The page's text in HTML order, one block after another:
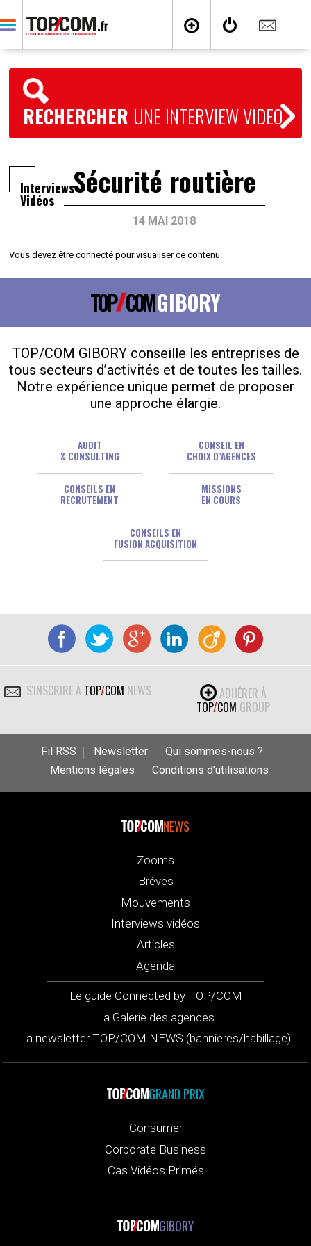
RECHERCHER UNE INTERVIEW VIDEO
Interviews
Vidéos Sécurité routière
14 MAI 2018
Vous devez être connecté pour visualiser ce contenu.
TOP COMGIBORY
TOP/COM GIBORY conseille les entreprises de
tous secteurs d’activités et de toutes les tailles.
Notre expérience unique permet de proposer
une approche élargie.
AUDIT
& CONSULTING
CONSEIL EN
CHOIX D’AGENCES
CONSEILS EN
RECRUTEMENT
MISSIONS
EN COURS
CONSEILS EN
FUSION ACQUISITION
S'INSCRIRE À TOP/COM NEWS
ADHÉRER À
TOP/COM GROUP
Fil RSS Newsletter
Qui sommes-nous ?
Mentions légales
Conditions d’utilisations
NEWS
Zooms
Brèves
Mouvements
Interviews vidéos
Articles
Agenda
Le guide Connected by TOP/COM
La Galerie des agences
La newsletter TOP/COM NEWS (bannières/habillage)
GRAND PRIX
Consumer
Corporate Business
Cas Vidéos Primés
GIBORY